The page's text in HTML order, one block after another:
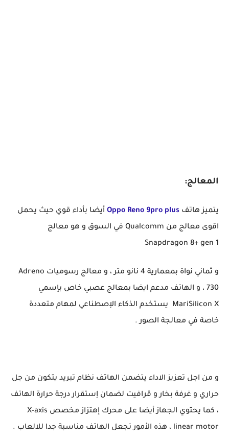
المعالج:
يتميز هاتف Oppo Reno 9pro plus أيضا بأداء قوي حيث يحمل
اقوى معالج من Qualcomm في السوق و هو معالج
Snapdragon 8+ gen 1
و ثماني نواة بمعمارية 4 نانو متر ، و معالج رسوميات Adreno
730 ، و الهاتف مدعم ايضا بمعالج عصبي خاص بإسمي
MariSilicon X يستخدم الذكاء الإصطناعي لمهام متعددة
خاصة في معالجة الصور .
و من اجل تعزيز الاداء يتضمن الهاتف نظام تبريد يتكون من جل
حراري و غرفة بخار و ڤرافيت لضمان إستقرار درجة حرارة الهاتف
، كما يحتوي الجهاز أيضا على محرك إهتزاز مخصص X-axis
linear motor ، هذه الأمور تجعل الهاتف مناسبة جدا للالعاب .